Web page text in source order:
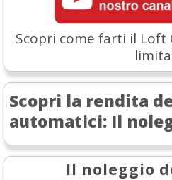
Scopri come farti il Loft
Scopri la rendita
automatici: Il
Il noleggio